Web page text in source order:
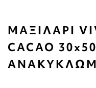
ΜΑΞΙΛΑΡΙ
CACAO